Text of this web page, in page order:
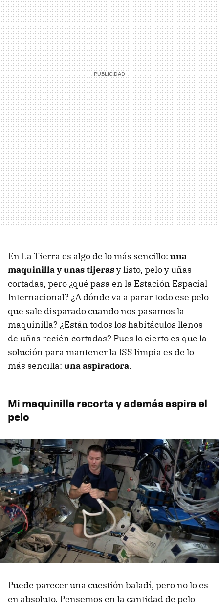
En La Tierra es algo de lo más sencillo: una
maquinilla y unas tijerasy listo, pelo y uñas
cortadas, pero ¿qué pasa en la Estación Espacial
Internacional? ¿A dónde va a parar todo ese pelo
que sale disparado cuando nos pasamos la
maquinilla? ¿Están todos los habitáculos llenos
de uñas recién cortadas? Pues lo cierto es que la
solución para mantener la ISS limpia es de lo
más sencilla: una aspiradora.
Mi maquinilla recorta y además aspira el
pelo
Puede parecer una cuestión baladí, pero no lo es
en absoluto. Pensemos en la cantidad de pelo